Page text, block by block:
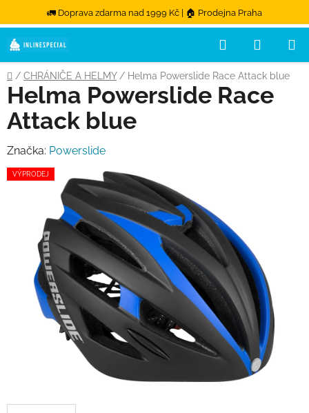
🚛 Doprava zdarma nad 1999 Kč | 🏠 Prodejna Praha
Přejít na obsah
Hledat
Domů
/ CHRÁNIČE A HELMY / Helma Powerslide Race Attack blue
Helma Powerslide Race
Attack blue
Značka: Powerslide
VÝPRODEJ